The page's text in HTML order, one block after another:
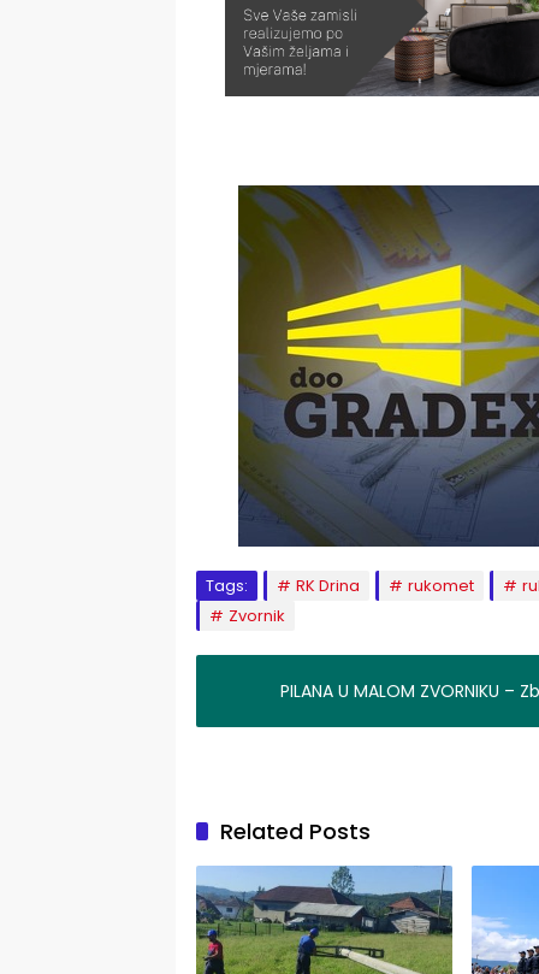
Tags: RK Drina rukomet
Zvornik
PILANA U MALOM ZVORNIKU
Related Posts